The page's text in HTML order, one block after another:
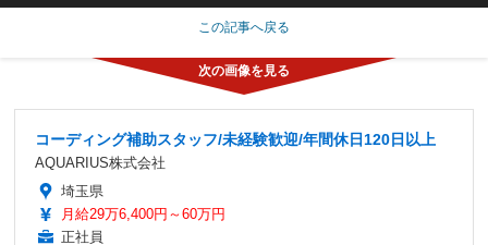
この記事へ戻る
コーディング補助スタッフ/未経験歓迎/年間休日120日以上
AQUARIUS株式会社
埼玉県
月給29万6,400円～60万円
正社員